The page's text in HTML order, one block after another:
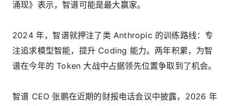
涌现》表示，智谱可能是最大赢家。
2024 年，智谱就押注了类 Anthropic 的训练路线：专
注追求模型智能，提升 Coding 能力。两年积累，为智
谱在今年的 Token 大战中占据领先位置争取到了机会。
智谱 CEO 张鹏在近期的财报电话会议中披露，2026 年